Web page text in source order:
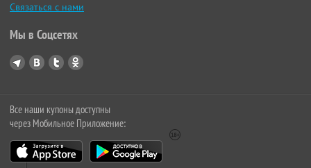
Связаться с нами
Мы в Соцсетях
Все наши купоны доступны
через Мобильное Приложение: